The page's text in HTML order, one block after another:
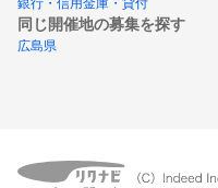
銀行・信用金庫・貸付
同じ開催地の募集を探す
広島県
エントリ